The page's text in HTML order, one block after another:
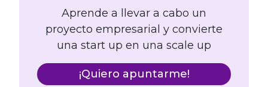
Aprende a llevar a cabo un
proyecto empresarial y convierte
una start up en una scale up
¡Quiero apuntarme!